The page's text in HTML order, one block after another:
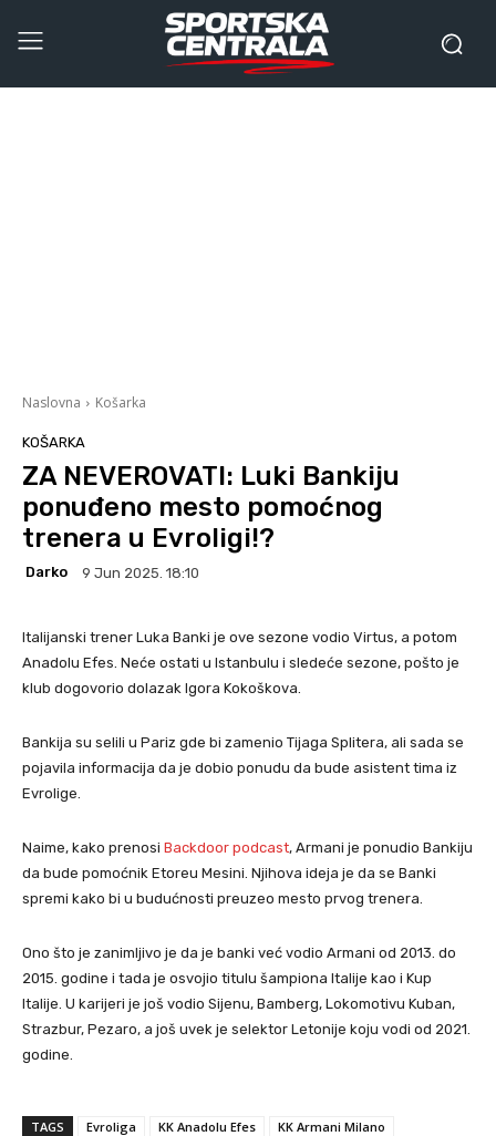
Naslovna Košarka
KOŠARKA
ZA NEVEROVATI: Luki Bankiju
ponuđeno mesto pomoćnog
trenera u Evroligi!?
Darko 9 Jun 2025. 18:10
Italijanski trener Luka Banki je ove sezone vodio Virtus, a potom
Anadolu Efes. Neće ostati u Istanbulu i sledeće sezone, pošto je
klub dogovorio dolazak Igora Kokoškova.
Bankija su selili u Pariz gde bi zamenio Tijaga Splitera, ali sada se
pojavila informacija da je dobio ponudu da bude asistent tima iz
Evrolige.
Naime, kako prenosi Backdoor podcast, Armani je ponudio Bankiju
da bude pomoćnik Etoreu Mesini. Njihova ideja je da se Banki
spremi kako bi u budućnosti preuzeo mesto prvog trenera.
Ono što je zanimljivo je da je banki već vodio Armani od 2013. do
2015. godine i tada je osvojio titulu šampiona Italije kao i Kup
Italije. U karijeri je još vodio Sijenu, Bamberg, Lokomotivu Kuban,
Strazbur, Pezaro, a još uvek je selektor Letonije koju vodi od 2021.
godine.
TAGS Evroliga KK Anadolu Efes
KK Armani Milano